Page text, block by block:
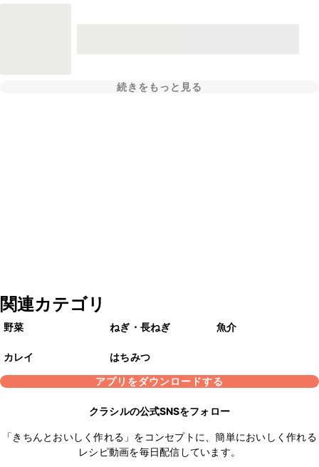
続きをもっと見る
関連カテゴリ
野菜 ねぎ・長ねぎ 魚介
カレイ
はちみつ
アプリをダウンロードする
クラシルの公式SNSをフォロー
「きちんとおいしく作れる」をコンセプトに、簡単においしく作れる
レシピ動画を毎日配信しています。